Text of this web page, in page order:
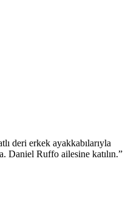
deri erkek ayakkabılarıyla
Daniel Ruffo ailesine katılın.”